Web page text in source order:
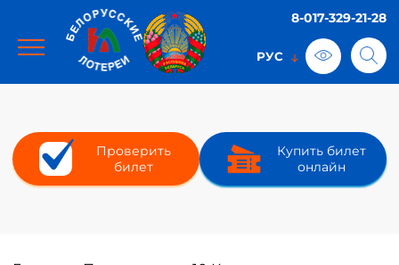
8-017-329-21-28
Проверить
билет
Купить билет
онлайн